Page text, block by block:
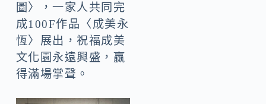
圖〉，一家人共同完
成100F作品〈成美永
恆〉展出，祝福成美
文化園永遠興盛，贏
得滿場掌聲。